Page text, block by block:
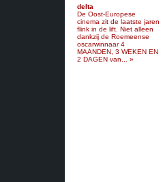
delta
De Oost-Europese
cinema zit de laatste jaren
flink in de lift. Niet alleen
dankzij de Roemeense
oscarwinnaar 4
MAANDEN, 3 WEKEN EN
2 DAGEN van... »